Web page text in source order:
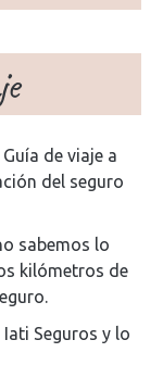
de viaje a
del seguro
sabemos lo
kilómetros de
Seguros y lo